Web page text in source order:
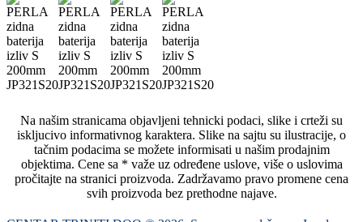
Na našim stranicama objavljeni tehnicki podaci, slike i crteži su
iskljucivo informativnog karaktera. Slike na sajtu su ilustracije, o
tačnim podacima se možete informisati u našim prodajnim
objektima. Cene sa * važe uz određene uslove, više o uslovima
pročitajte na stranici proizvoda. Zadržavamo pravo promene cena
svih proizvoda bez prethodne najave.